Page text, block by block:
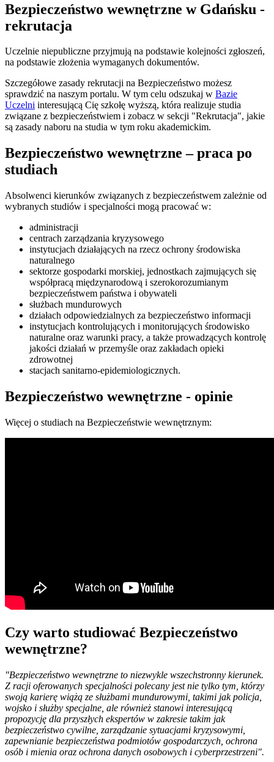
Bezpieczeństwo wewnętrzne w Gdańsku -
rekrutacja
Uczelnie niepubliczne przyjmują na podstawie kolejności zgłoszeń,
na podstawie złożenia wymaganych dokumentów.
Szczegółowe zasady rekrutacji na Bezpieczeństwo możesz
sprawdzić na naszym portalu. W tym celu odszukaj w Bazie
Uczelni interesującą Cię szkołę wyższą, która realizuje studia
związane z bezpieczeństwiem i zobacz w sekcji "Rekrutacja", jakie
są zasady naboru na studia w tym roku akademickim.
Bezpieczeństwo wewnętrzne – praca po
studiach
Absolwenci kierunków związanych z bezpieczeństwem zależnie od
wybranych studiów i specjalności mogą pracować w:
administracji
centrach zarządzania kryzysowego
instytucjach działających na rzecz ochrony środowiska
naturalnego
sektorze gospodarki morskiej, jednostkach zajmujących się
współpracą międzynarodową i szerokorozumianym
bezpieczeństwem państwa i obywateli
służbach mundurowych
działach odpowiedzialnych za bezpieczeństwo informacji
instytucjach kontrolujących i monitorujących środowisko
naturalne oraz warunki pracy, a także prowadzących kontrolę
jakości działań w przemyśle oraz zakładach opieki
zdrowotnej
stacjach sanitarno-epidemiologicznych.
Bezpieczeństwo wewnętrzne - opinie
Więcej o studiach na Bezpieczeństwie wewnętrznym:
Czy warto studiować Bezpieczeństwo
wewnętrzne?
"Bezpieczeństwo wewnętrzne to niezwykle wszechstronny kierunek.
Z racji oferowanych specjalności polecany jest nie tylko tym, którzy
swoją karierę wiążą ze służbami mundurowymi, takimi jak policja,
wojsko i służby specjalne, ale również stanowi interesującą
propozycję dla przyszłych ekspertów w zakresie takim jak
bezpieczeństwo cywilne, zarządzanie sytuacjami kryzysowymi,
zapewnianie bezpieczeństwa podmiotów gospodarczych, ochrona
osób i mienia oraz ochrona danych osobowych i cyberprzestrzeni".